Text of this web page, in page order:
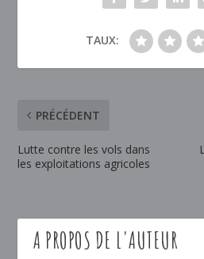
TAUX:
PRÉCÉDENT
Lutte contre les vols dans
les exploitations agricoles
A PROPOS DE L'AUTEUR